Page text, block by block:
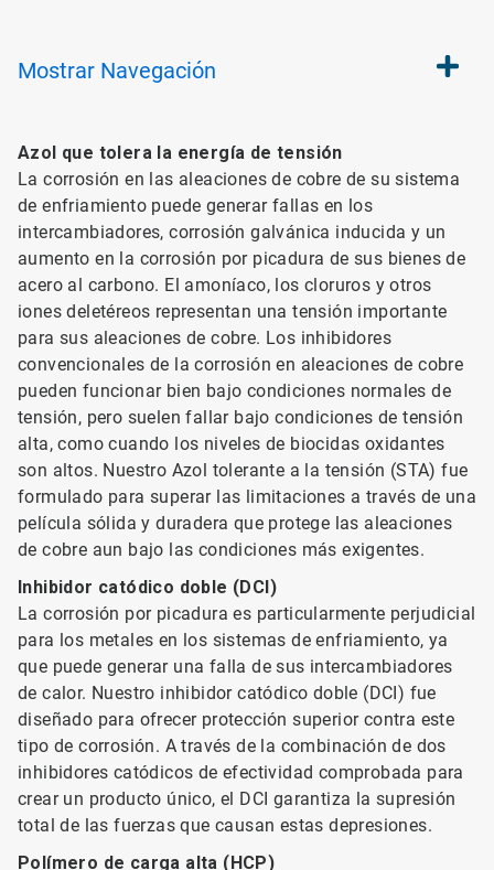
Mostrar Navegación
Azol que tolera la energía de tensión
La corrosión en las aleaciones de cobre de su sistema
de enfriamiento puede generar fallas en los
intercambiadores, corrosión galvánica inducida y un
aumento en la corrosión por picadura de sus bienes de
acero al carbono. El amoníaco, los cloruros y otros
iones deletéreos representan una tensión importante
para sus aleaciones de cobre. Los inhibidores
convencionales de la corrosión en aleaciones de cobre
pueden funcionar bien bajo condiciones normales de
tensión, pero suelen fallar bajo condiciones de tensión
alta, como cuando los niveles de biocidas oxidantes
son altos. Nuestro Azol tolerante a la tensión (STA) fue
formulado para superar las limitaciones a través de una
película sólida y duradera que protege las aleaciones
de cobre aun bajo las condiciones más exigentes.
Inhibidor catódico doble (DCI)
La corrosión por picadura es particularmente perjudicial
para los metales en los sistemas de enfriamiento, ya
que puede generar una falla de sus intercambiadores
de calor. Nuestro inhibidor catódico doble (DCI) fue
diseñado para ofrecer protección superior contra este
tipo de corrosión. A través de la combinación de dos
inhibidores catódicos de efectividad comprobada para
crear un producto único, el DCI garantiza la supresión
total de las fuerzas que causan estas depresiones.
Polímero de carga alta (HCP)